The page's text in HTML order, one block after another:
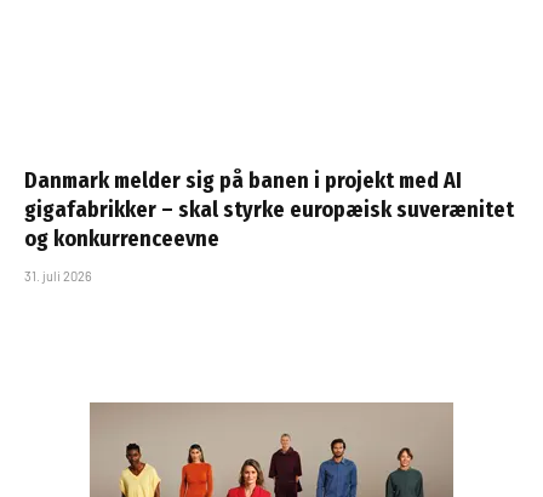
Danmark melder sig på banen i projekt med AI
gigafabrikker – skal styrke europæisk suverænitet
og konkurrenceevne
31. juli 2026